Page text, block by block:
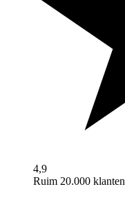
4,9
Ruim 20.000 klanten